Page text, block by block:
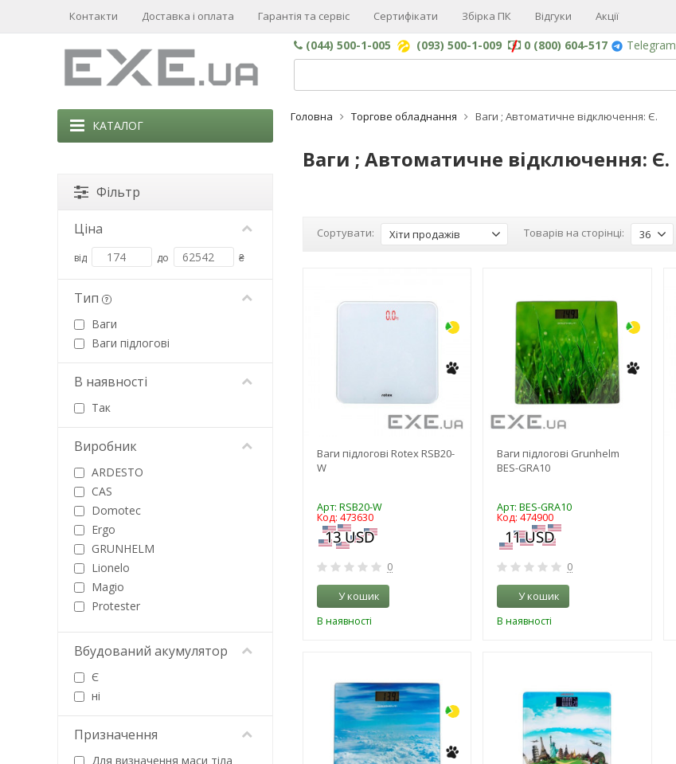
Контакти Доставка і оплата Гарантія та сервіс Сертифікати Збірка ПК Відгуки Акції
(044) 500-1-005 (093) 500-1-009 0 (800) 604-517 Telegram
КАТАЛОГ
Головна Торгове обладнання Ваги ; Автоматичне відключення: Є.
Ваги ; Автоматичне відключення: Є.
Сортувати: Хіти продажів Товарів на сторінці: 36
Ваги підлогові Rotex RSB20-
W
Арт: RSB20-W
Код: 473630
0
У кошик
В наявності
Ваги підлогові Grunhelm
BES-GRA10
Арт: BES-GRA10
Код: 474900
0
У кошик
В наявності
Фільтр
Ціна
від до ₴
Тип
Ваги
Ваги підлогові
В наявності
Так
Виробник
ARDESTO
CAS
Domotec
Ergo
GRUNHELM
Lionelo
Magio
Protester
Rotex
TEFAL
VOLTRONIC
ИКС-Маркет
Кзво
Вбудований акумулятор
Є
ні
Призначення
Для визначення маси тіла